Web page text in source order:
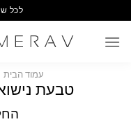
to
content
לכל
עמוד הבית
טבעת